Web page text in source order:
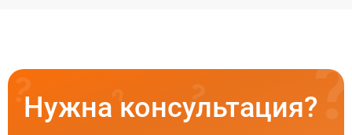
Нужна консультация?